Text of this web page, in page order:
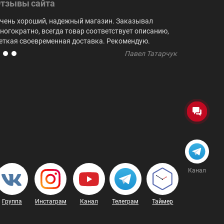
сайта
хороший, надежный магазин. Заказывал
всегда товар соответствует описанию,
своевременная доставка. Рекомендую.
Павел Татарчук
Группа Инстаграм Канал Телеграм Таймер